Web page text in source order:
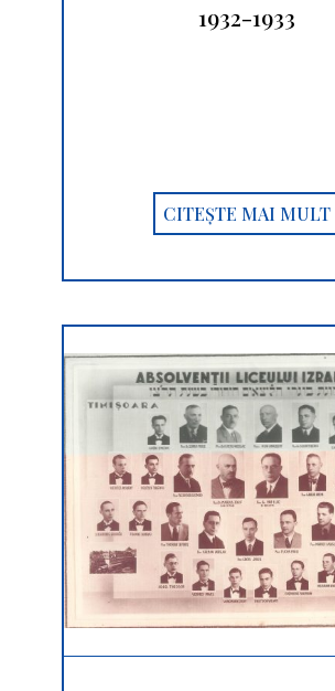
1932-1933
CITEȘTE MAI MULT